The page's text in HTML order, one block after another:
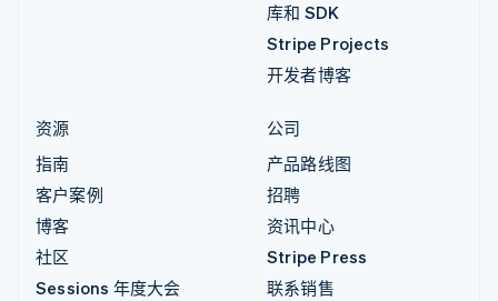
库和 SDK
Stripe Projects
开发者博客
资源
指南
客户案例
博客
社区
Sessions 年度大会
公司
产品路线图
招聘
资讯中心
Stripe Press
联系销售